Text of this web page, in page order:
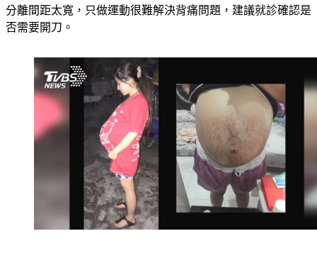
分離間距太寬，只做運動很難解決背痛問題，建議就診確認是
否需要開刀。